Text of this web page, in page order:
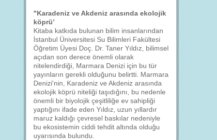
"Karadeniz ve Akdeniz arasında ekolojik
köprü’
Kitaba katkıda bulunan bilim insanlarından
İstanbul Üniversitesi Su Bilimleri Fakültesi
Öğretim Üyesi Doç. Dr. Taner Yıldız, bilimsel
açıdan son derece önemli olarak
nitelendirdiği, Marmara Denizi için bu tür
yayınların gerekli olduğunu belirtti. Marmara
Denizi'nin, Karadeniz ve Akdeniz arasında
ekolojik köprü niteliği taşıdığını, bu nedenle
önemli bir biyolojik çeşitliliğe ev sahipliği
yaptığını ifade eden Yıldız, uzun yıllardır
maruz kaldığı çevresel baskılar nedeniyle
bu ekosistemin ciddi tehdit altında olduğu
uyarısında bulundu.